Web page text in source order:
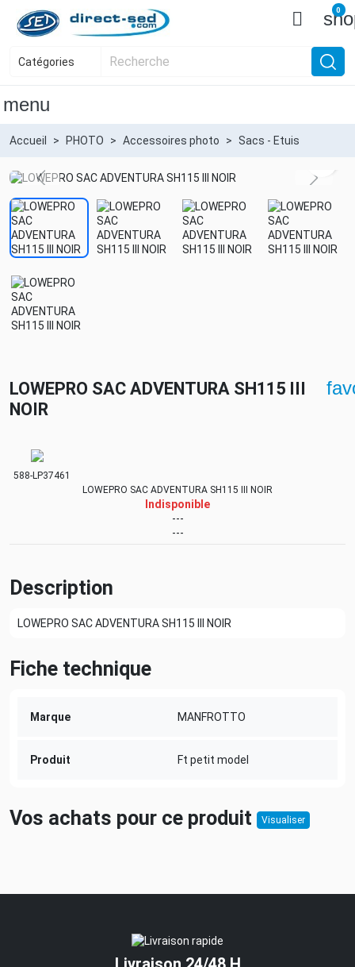
 0
menu
Accueil PHOTO Accessoires photo Sacs - Etuis
Previous Next
LOWEPRO SAC ADVENTURA SH115 III
NOIR
588-LP37461
LOWEPRO SAC ADVENTURA SH115 III NOIR
Indisponible
---
---
Description
LOWEPRO SAC ADVENTURA SH115 III NOIR
Fiche technique
Marque MANFROTTO
Produit Ft petit model
Vos achats pour ce produit Visualiser